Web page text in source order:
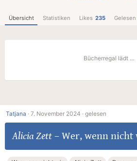
Übersicht Statistiken Likes 235 Gelesen
Bücherregal lädt …
Tatjana · 7. November 2024 · gelesen
Alicia Zett– Wer, wenn nicht